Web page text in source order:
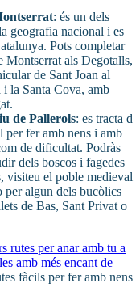
: és un dels
geografia nacional i es
Pots completar
Montserrat als Degotalls,
de Sant Joan al
la Santa Cova, amb
de Pallerols: es tracta d
per fer amb nens i amb
de dificultat. Podràs
dels boscos i fagedes
visiteu el poble medieval
per algun dels bucòlics
de Bas, Sant Privat o
rutes per anar amb tu a
amb més encant de
fàcils per fer amb nens